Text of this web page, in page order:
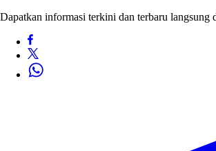
Dapatkan informasi terkini dan terbaru langsung